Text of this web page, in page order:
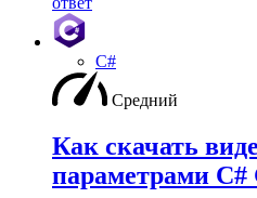
C#
Средний
Как скачать
параметрами C#